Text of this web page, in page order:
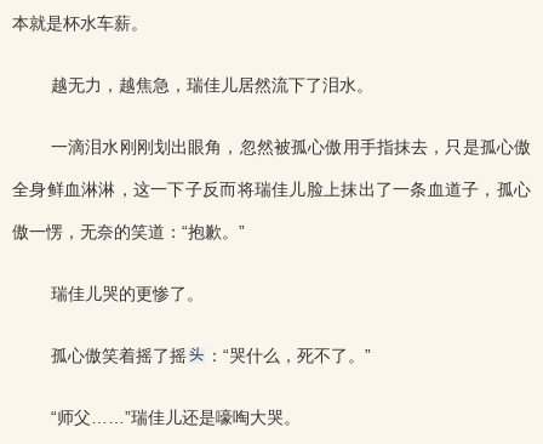
本就是杯水车薪。
越无力，越焦急，瑞佳儿居然流下了泪水。
一滴泪水刚刚划出眼角，忽然被孤心傲用手指抹去，只是孤心傲
全身鲜血淋淋，这一下子反而将瑞佳儿脸上抹出了一条血道子，孤心
傲一愣，无奈的笑道：“抱歉。”
瑞佳儿哭的更惨了。
孤心傲笑着摇了摇 ：“哭什么，死不了。”
“师父……”瑞佳儿还是嚎啕大哭。